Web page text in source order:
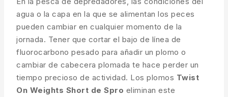
agua o la capa en la que se alimentan los peces
pueden cambiar en cualquier momento de la
jornada. Tener que cortar el bajo de línea de
fluorocarbono pesado para añadir un plomo o
cambiar de cabecera plomada te hace perder un
tiempo precioso de actividad. Los plomos Twist
On Weights Short de Spro eliminan este